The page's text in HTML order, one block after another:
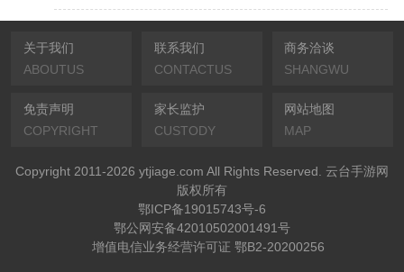
关于我们
ABOUTUS
联系我们
CONTACTUS
商务洽谈
SHANGWU
免责声明
COPYRIGHT
家长监护
CUSTODY
网站地图
MAP
Copyright 2011-2026 ytjiage.com All Rights Reserved. 云台手游网
版权所有
鄂ICP备19015743号-6
鄂公网安备42010502001491号
增值电信业务经营许可证 鄂B2-20200256